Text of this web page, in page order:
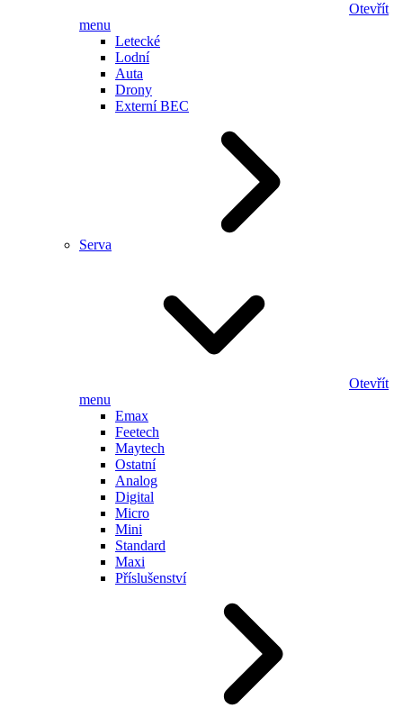
Otevřít
menu
Letecké
Lodní
Auta
Drony
Externí BEC
Serva
Otevřít
menu
Emax
Feetech
Maytech
Ostatní
Analog
Digital
Micro
Mini
Standard
Maxi
Příslušenství